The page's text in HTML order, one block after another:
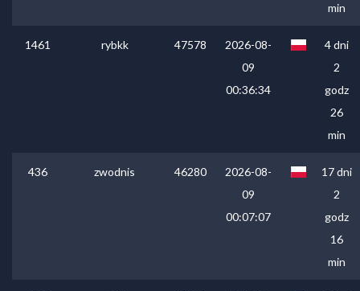
min
1461 rybkk 47578
2026-08-
09
00:36:34
4 dni
2
godz
26
min
436 zwodnis 46280
2026-08-
09
00:07:07
17 dni
2
godz
16
min